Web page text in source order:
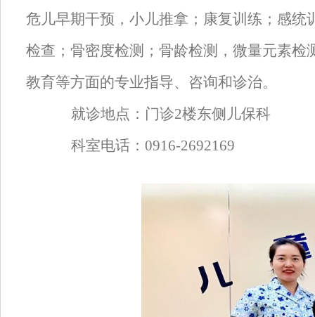
危儿早期干预，小儿推拿； 康复训练；感统
检查； 骨密度检测 ； 骨龄检测，微量元素检
教育等方面的专业指导、咨询和诊治。
就诊地点 ： 门诊2楼东侧儿保科
科室电话 ： 0916-2692169